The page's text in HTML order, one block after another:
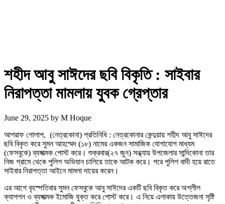
শহীদ আবু সাঈদের ছবি বিকৃতি : সাইবার
নিরাপত্তা মামলায় যুবক গ্রেপ্তার
June 29, 2025 by M Hoque
আশরাফ গোলাপ, (নেত্রকোনা) প্রতিনিধি : নেত্রকোনার কেন্দুয়ায় শহীদ আবু সাঈদের
ছবি বিকৃত করে সুমন আহম্মেদ (১৮) নামের একজন সামাজিক যোগাযোগ মাধ্যম
(ফেসবুকে) ব্যঙ্গাত্মক পোস্ট করে। শুক্রবার(২৭ জুন) সন্ধ্যায় উপজেলার সান্দিকোনা তার
নিজ গ্রামে থেকে পুলিশ অভিযান চালিয়ে তাকে আটক করে। পরে পুলিশ বাদী হয়ে রাতে
সাইবার নিরাপত্তা আইনে মামলা দায়ের করেন।
এর আগে বৃহস্পতিবার সুমন ফেসবুকে আবু সাঈদের একটি ছবি বিকৃত করে অশ্লীল
ক্যাপশন ও ব্যঙ্গাত্মক ইমোজি যুক্ত করে পোস্ট করে। এ নিয়ে এলাকায় উত্তেজনা সৃষ্টি